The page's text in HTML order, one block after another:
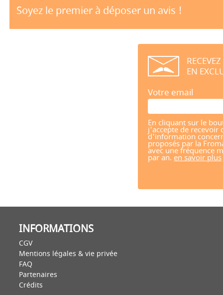
Soyez le premier à déposer un avis !
EN
Votre email
En cliquant sur le
j'accepte de recevoir
d'information
proposés par la
avec une fréquence
par an. en savoir plus
INFORMATIONS
CGV
Mentions légales & vie privée
FAQ
Partenaires
Crédits